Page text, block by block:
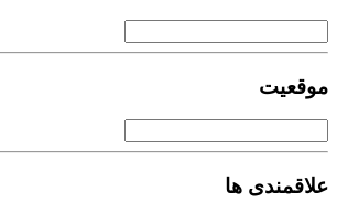
موقعیت
علاقمندی ها